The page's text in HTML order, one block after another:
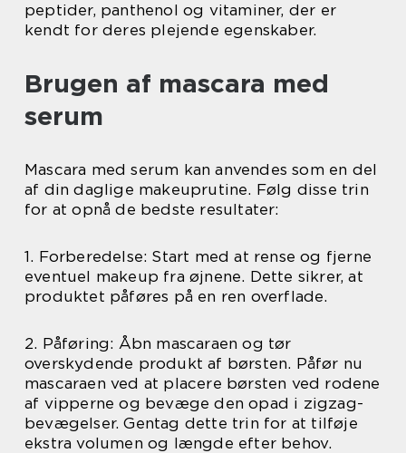
peptider, panthenol og vitaminer, der er
kendt for deres plejende egenskaber.
Brugen af mascara med
serum
Mascara med serum kan anvendes som en del
af din daglige makeuprutine. Følg disse trin
for at opnå de bedste resultater:
1. Forberedelse: Start med at rense og fjerne
eventuel makeup fra øjnene. Dette sikrer, at
produktet påføres på en ren overflade.
2. Påføring: Åbn mascaraen og tør
overskydende produkt af børsten. Påfør nu
mascaraen ved at placere børsten ved rodene
af vipperne og bevæge den opad i zigzag-
bevægelser. Gentag dette trin for at tilføje
ekstra volumen og længde efter behov.